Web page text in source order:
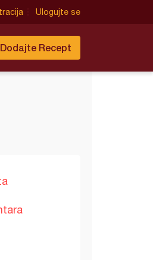
Ulogujte se
Dodajte Recept